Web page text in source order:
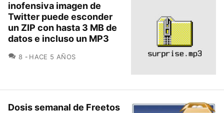
inofensiva imagen de
Twitter puede esconder
un ZIP con hasta 3 MB de
datos e incluso un MP3
8 COMENTARIOS
HACE 5 AÑOS
Dosis semanal de Freetos